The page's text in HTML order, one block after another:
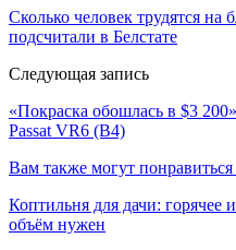
Сколько человек трудятся на
подсчитали в Белстате
Следующая запись
«Покраска обошлась в $3
Passat VR6 (B4)
Вам также могут понравиться
Коптильня для дачи: горячее
объём нужен